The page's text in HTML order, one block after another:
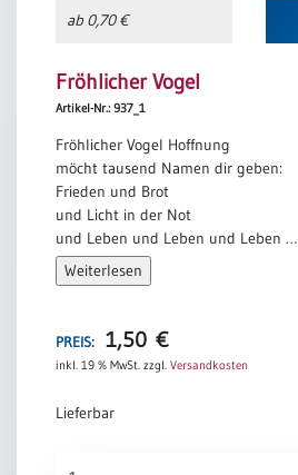
ab 0,70 €
Fröhlicher Vogel
Artikel-Nr.: 937_1
Fröhlicher Vogel Hoffnung
möcht tausend Namen dir geben:
Frieden und Brot
und Licht in der Not
und Leben und Leben und Leben …
Kurt Rose
Weiterlesen
PREIS: 1,50 €
inkl. 19 % MwSt. zzgl. Versandkosten
Lieferbar